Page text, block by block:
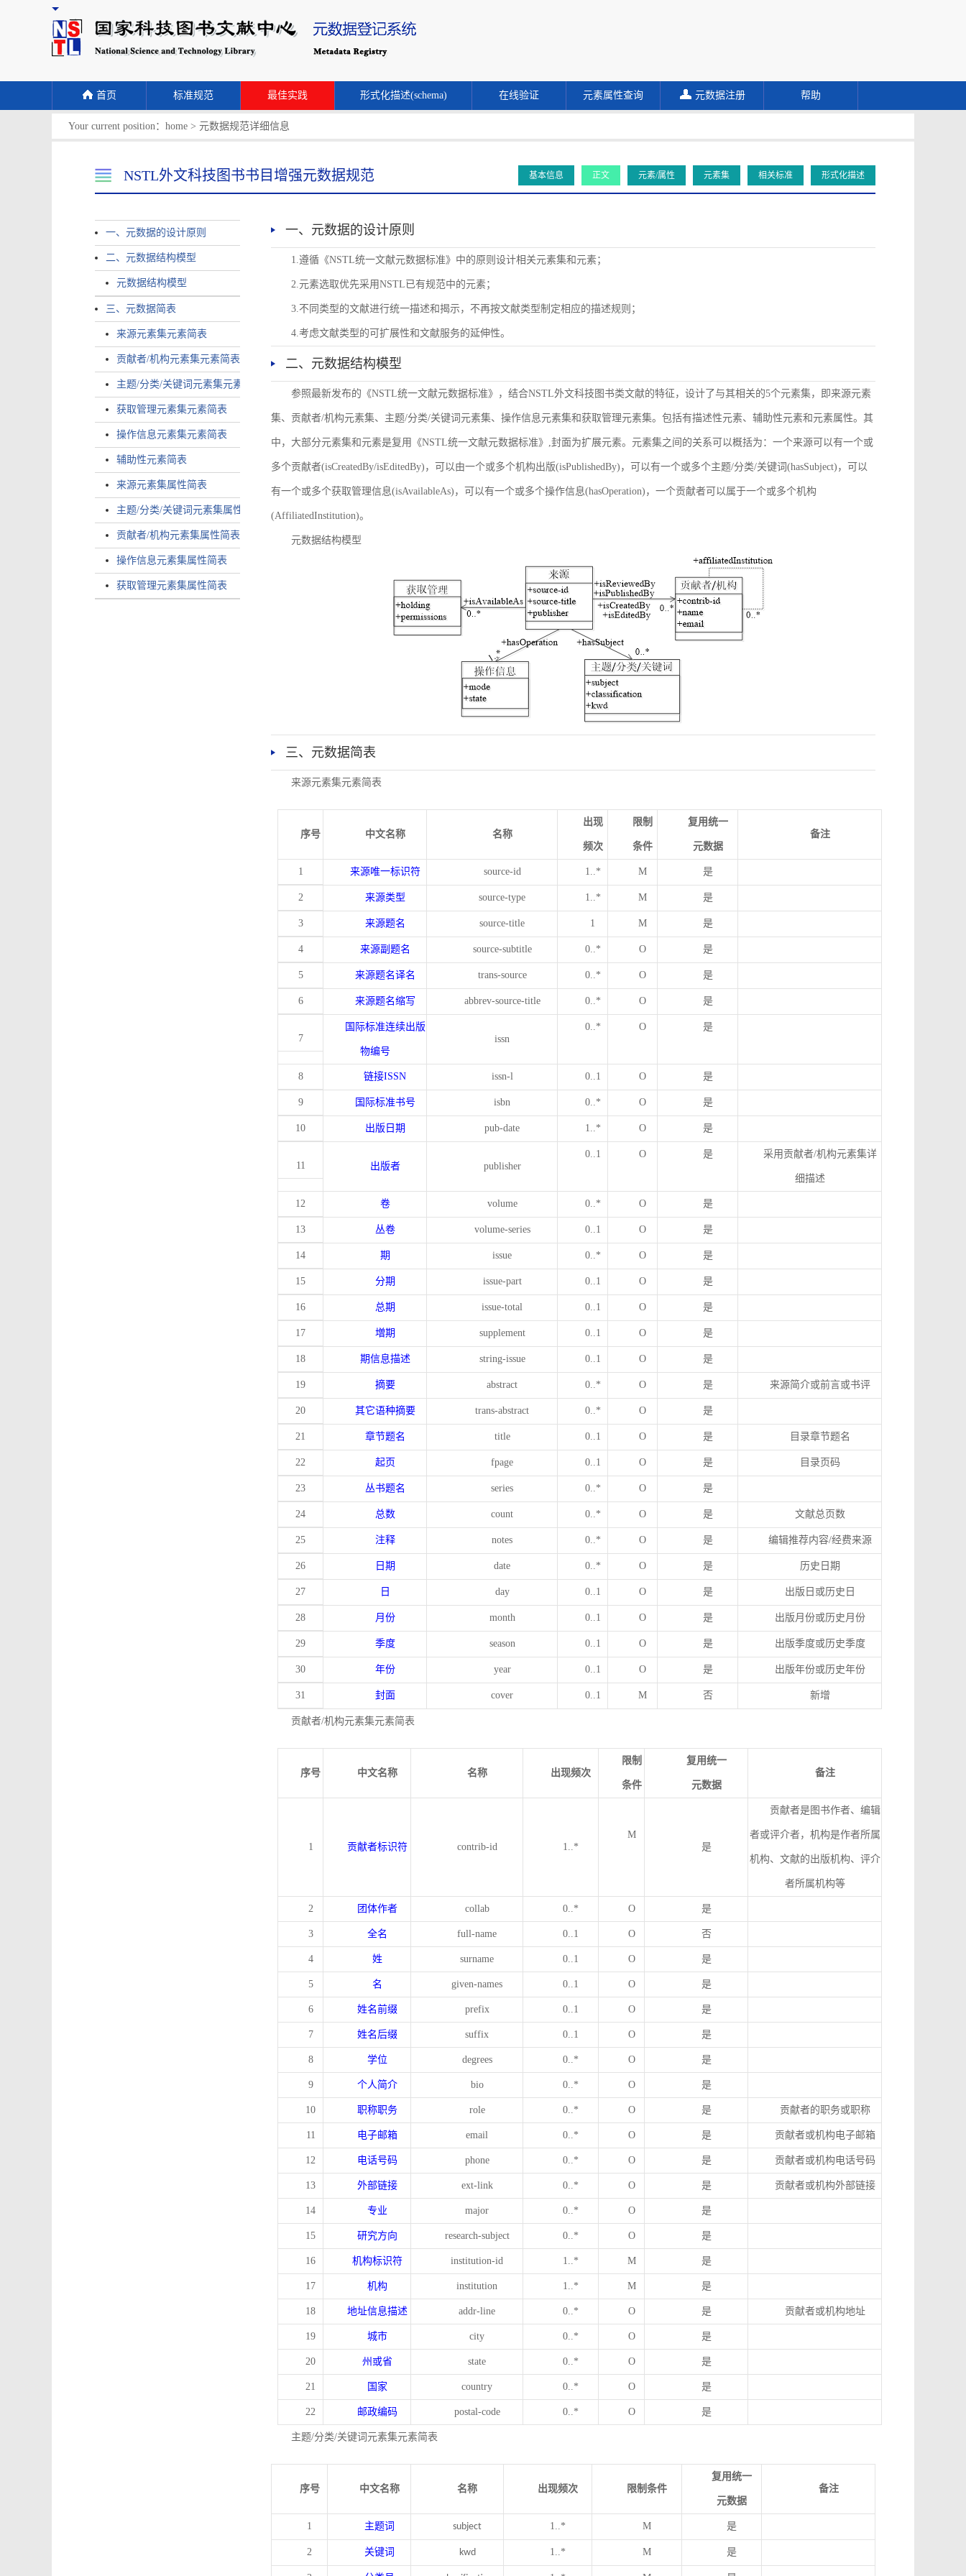
首页 标准规范 最佳实践 形式化描述(schema) 在线验证 元素属性查询 元数据注册 帮助
Your current position： home > 元数据规范详细信息
NSTL外文科技图书书目增强元数据规范 基本信息 正文 元素/属性 元素集 相关标准 形式化描述
一、元数据的设计原则
二、元数据结构模型
元数据结构模型
三、元数据简表
来源元素集元素简表
贡献者/机构元素集元素简表
主题/分类/关键词元素集元素简表
获取管理元素集元素简表
操作信息元素集元素简表
辅助性元素简表
来源元素集属性简表
主题/分类/关键词元素集属性简表
贡献者/机构元素集属性简表
操作信息元素集属性简表
获取管理元素集属性简表
一、元数据的设计原则
1.遵循《NSTL统一文献元数据标准》中的原则设计相关元素集和元素；
2.元素选取优先采用NSTL已有规范中的元素；
3.不同类型的文献进行统一描述和揭示，不再按文献类型制定相应的描述规则；
4.考虑文献类型的可扩展性和文献服务的延伸性。
二、元数据结构模型
参照最新发布的《NSTL统一文献元数据标准》，结合NSTL外文科技图书类文献的特征，设计了与其相关的5个元素集，即来源元素
集、贡献者/机构元素集、主题/分类/关键词元素集、操作信息元素集和获取管理元素集。包括有描述性元素、辅助性元素和元素属性。其
中，大部分元素集和元素是复用《NSTL统一文献元数据标准》,封面为扩展元素。元素集之间的关系可以概括为：一个来源可以有一个或
多个贡献者(isCreatedBy/isEditedBy)，可以由一个或多个机构出版(isPublishedBy)，可以有一个或多个主题/分类/关键词(hasSubject)，可以
有一个或多个获取管理信息(isAvailableAs)，可以有一个或多个操作信息(hasOperation)，一个贡献者可以属于一个或多个机构
(AffiliatedInstitution)。
元数据结构模型
三、元数据简表
来源元素集元素简表
序号 中文名称 名称
出现
频次
限制
条件
复用统一
元数据
备注
1 来源唯一标识符 source-id 1..* M 是
2 来源类型 source-type 1..* M 是
3 来源题名 source-title 1 M 是
4 来源副题名 source-subtitle 0..* O 是
5 来源题名译名 trans-source 0..* O 是
6 来源题名缩写 abbrev-source-title 0..* O 是
7
国际标准连续出版
物编号
issn
0..* O 是
8 链接ISSN issn-l 0..1 O 是
9 国际标准书号 isbn 0..* O 是
10 出版日期 pub-date 1..* O 是
11 出版者 publisher
0..1 O 是 采用贡献者/机构元素集详
细描述
12 卷 volume 0..* O 是
13 丛卷 volume-series 0..1 O 是
14 期 issue 0..* O 是
15 分期 issue-part 0..1 O 是
16 总期 issue-total 0..1 O 是
17 増期 supplement 0..1 O 是
18 期信息描述 string-issue 0..1 O 是
19 摘要 abstract 0..* O 是 来源简介或前言或书评
20 其它语种摘要 trans-abstract 0..* O 是
21 章节题名 title 0..1 O 是 目录章节题名
22 起页 fpage 0..1 O 是 目录页码
23 丛书题名 series 0..* O 是
24 总数 count 0..* O 是 文献总页数
25 注释 notes 0..* O 是 编辑推荐内容/经费来源
26 日期 date 0..* O 是 历史日期
27 日 day 0..1 O 是 出版日或历史日
28 月份 month 0..1 O 是 出版月份或历史月份
29 季度 season 0..1 O 是 出版季度或历史季度
30 年份 year 0..1 O 是 出版年份或历史年份
31 封面 cover 0..1 M 否 新增
贡献者/机构元素集元素简表
序号 中文名称 名称 出现频次
限制
条件
复用统一
元数据
备注
1 贡献者标识符 contrib-id 1..*
M
是
贡献者是图书作者、编辑
者或评介者，机构是作者所属
机构、文献的出版机构、评介
者所属机构等
2 团体作者 collab 0..* O 是
3 全名 full-name 0..1 O 否
4 姓 surname 0..1 O 是
5 名 given-names 0..1 O 是
6 姓名前缀 prefix 0..1 O 是
7 姓名后缀 suffix 0..1 O 是
8 学位 degrees 0..* O 是
9 个人简介 bio 0..* O 是
10 职称职务 role 0..* O 是 贡献者的职务或职称
11 电子邮箱 email 0..* O 是 贡献者或机构电子邮箱
12 电话号码 phone 0..* O 是 贡献者或机构电话号码
13 外部链接 ext-link 0..* O 是 贡献者或机构外部链接
14 专业 major 0..* O 是
15 研究方向 research-subject 0..* O 是
16 机构标识符 institution-id 1..* M 是
17 机构 institution 1..* M 是
18 地址信息描述 addr-line 0..* O 是 贡献者或机构地址
19 城市 city 0..* O 是
20 州或省 state 0..* O 是
21 国家 country 0..* O 是
22 邮政编码 postal-code 0..* O 是
主题/分类/关键词元素集元素简表
序号 中文名称 名称 出现频次 限制条件
复用统一
元数据
备注
1 主题词 subject 1..* M 是
2 关键词 kwd 1..* M 是